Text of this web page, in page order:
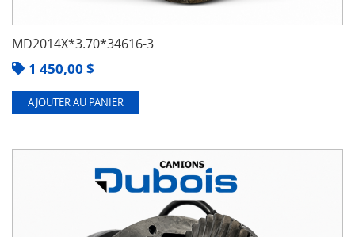
MD2014X*3.70*34616-3
1 450,00 $
AJOUTER AU PANIER